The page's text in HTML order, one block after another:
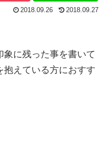
2018.09.26 2018.09.27
に残った事を書いて
えている方におすす